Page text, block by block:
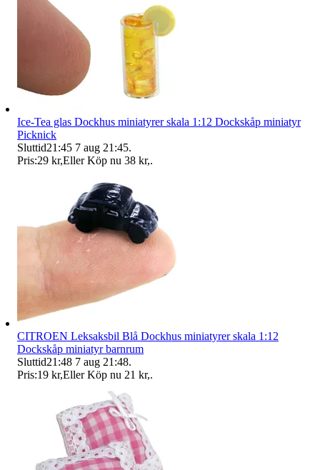
Ice-Tea glas Dockhus miniatyrer skala 1:12 Dockskåp miniatyr
Picknick
Sluttid21:45 7 aug 21:45.
Pris:29 kr,Eller Köp nu 38 kr,.
CITROEN Leksaksbil Blå Dockhus miniatyrer skala 1:12
Dockskåp miniatyr barnrum
Sluttid21:48 7 aug 21:48.
Pris:19 kr,Eller Köp nu 21 kr,.